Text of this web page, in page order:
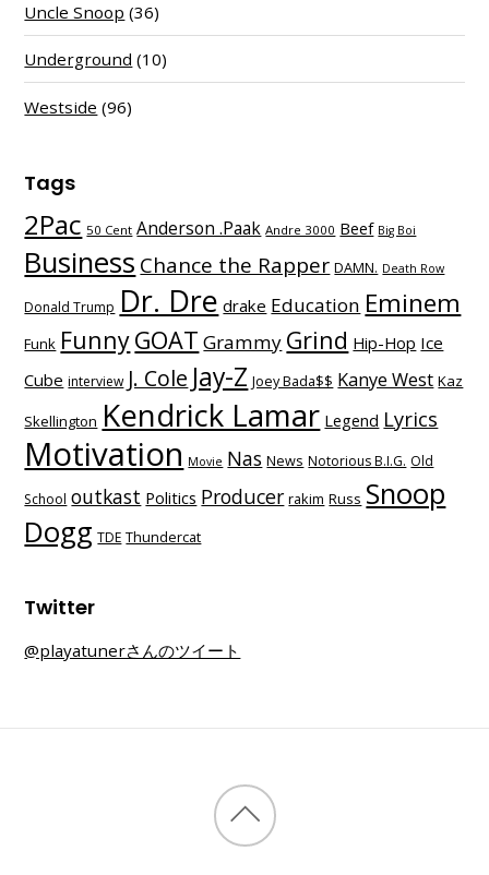
Uncle Snoop (36)
Underground (10)
Westside (96)
Tags
2Pac 50 Cent Anderson .Paak Andre 3000 Beef Big Boi
Business Chance the Rapper DAMN. Death Row
Donald Trump Dr. Dre drake Education Eminem
Funk FunnyGOAT Grammy Grind Hip-Hop Ice
Cube interview J. Cole Jay-Z Joey Bada$$ Kanye West Kaz
Skellington Kendrick Lamar Legend Lyrics
Motivation Movie Nas News Notorious B.I.G. Old
School outkast Politics Producer rakim Russ Snoop
Dogg TDE Thundercat
Twitter
@playatunerさんのツイート